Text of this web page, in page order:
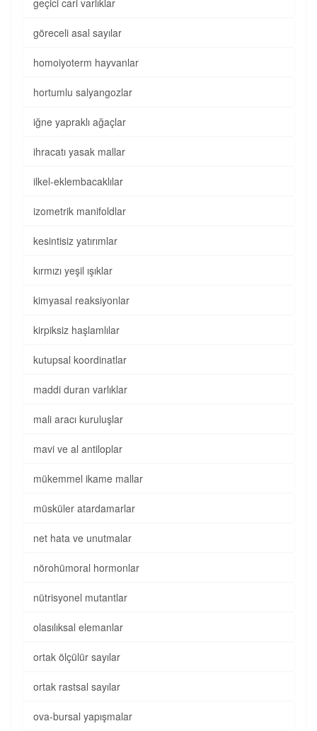
geçici cari varlıklar
göreceli asal sayılar
homoiyoterm hayvanlar
hortumlu salyangozlar
iğne yapraklı ağaçlar
ihracatı yasak mallar
ilkel-eklembacaklılar
izometrik manifoldlar
kesintisiz yatırımlar
kırmızı yeşil ışıklar
kimyasal reaksiyonlar
kirpiksiz haşlamlılar
kutupsal koordinatlar
maddi duran varlıklar
mali aracı kuruluşlar
mavi ve al antiloplar
mükemmel ikame mallar
müsküler atardamarlar
net hata ve unutmalar
nörohümoral hormonlar
nütrisyonel mutantlar
olasılıksal elemanlar
ortak ölçülür sayılar
ortak rastsal sayılar
ova-bursal yapışmalar